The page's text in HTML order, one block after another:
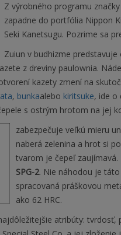
Z výrobného programu
zapadne do portfólia Nippon
Seki Kanetsugu. Pozrime sa
Zuiun v budhizme
z dreviny paulownia.
kazety zmení na
, bunkaalebo kiritsuke, ide o
s ostrým hrotom na jej
zabezpečuje veľkú mieru
naberá zelenina a hrot si
tvarom je čepeľ zaujímavá.
SPG-2. Nie náhodou je
spracovaná práškovou
ako 62 HRC.
atribúty: